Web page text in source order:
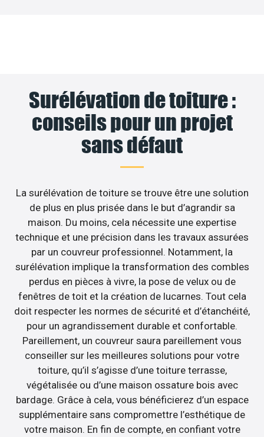
Surélévation de toiture :
conseils pour un projet
sans défaut
La surélévation de toiture se trouve être une solution
de plus en plus prisée dans le but d’agrandir sa
maison. Du moins, cela nécessite une expertise
technique et une précision dans les travaux assurées
par un couvreur professionnel. Notamment, la
surélévation implique la transformation des combles
perdus en pièces à vivre, la pose de velux ou de
fenêtres de toit et la création de lucarnes. Tout cela
doit respecter les normes de sécurité et d’étanchéité,
pour un agrandissement durable et confortable.
Pareillement, un couvreur saura pareillement vous
conseiller sur les meilleures solutions pour votre
toiture, qu’il s’agisse d’une toiture terrasse,
végétalisée ou d’une maison ossature bois avec
bardage. Grâce à cela, vous bénéficierez d’un espace
supplémentaire sans compromettre l’esthétique de
votre maison. En fin de compte, en confiant votre